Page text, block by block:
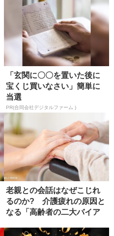
「玄関に〇〇を置いた後に
宝くじ買いなさい」簡単に
当選
PR(合同会社デジタルファーム )
老親との会話はなぜこじれ
るのか? 介護疲れの原因と
なる「高齢者の二大バイア